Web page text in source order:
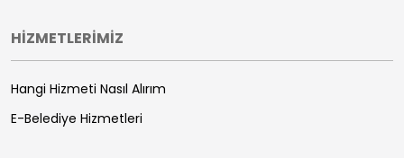
HİZMETLERİMİZ
Hangi Hizmeti Nasıl Alırım
E-Belediye Hizmetleri